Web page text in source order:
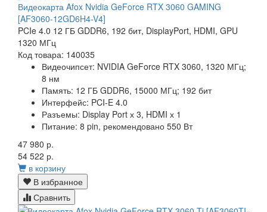
Видеокарта Afox Nvidia GeForce RTX 3060 GAMING
[AF3060-12GD6H4-V4]
PCIe 4.0 12 ГБ GDDR6, 192 бит, DisplayPort, HDMI, GPU
1320 МГц
Код товара: 140035
Видеочипсет: NVIDIA GeForce RTX 3060, 1320 МГц;
8 нм
Память: 12 ГБ GDDR6, 15000 МГц; 192 бит
Интерфейс: PCI-E 4.0
Разъемы: Display Port х 3, HDMI х 1
Питание: 8 pin, рекомендовано 550 Вт
47 980 р.
54 522 р.
в корзину
В избранное
Сравнить